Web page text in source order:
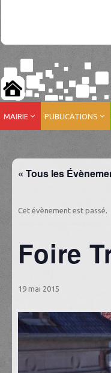
MAIRIE PUBLICATIONS
« Tous les
Cet évènement est passé.
Foire
19 mai 2015